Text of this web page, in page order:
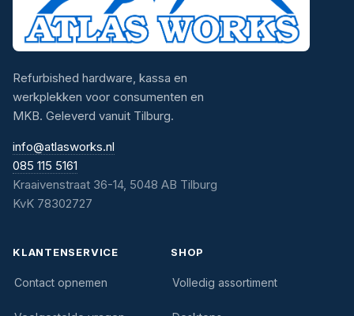
Refurbished hardware, kassa en
werkplekken voor consumenten en
MKB. Geleverd vanuit Tilburg.
info@atlasworks.nl
085 115 5161
Kraaivenstraat 36-14, 5048 AB Tilburg
KvK 78302727
KLANTENSERVICE
Contact opnemen
SHOP
Volledig assortiment